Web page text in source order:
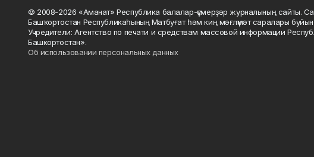
© 2008-2026 «Аманат» Республика балалар-үҫмерҙәр журналының сайты.
Башҡортостан Республикаһының Матбуғат һәм киң мәғлүмәт саралары
Учредители: Агентство по печати и средствам массовой информации
Башкортостан».
Об использовании персональных данных